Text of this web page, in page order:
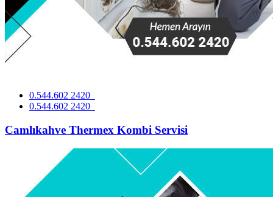
0.544.602 2420
0.544.602 2420
Camlıkahve Thermex Kombi Servisi